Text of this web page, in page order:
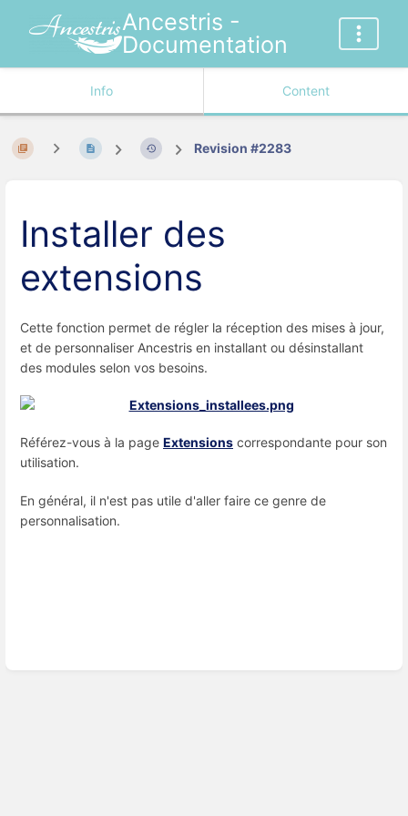
Ancestris -
Documentation
Info Content
Revision #2283
Installer des
extensions
Cette fonction permet de régler la réception des mises à jour,
et de personnaliser Ancestris en installant ou désinstallant
des modules selon vos besoins.
Référez-vous à la page Extensions correspondante pour son
utilisation.
En général, il n'est pas utile d'aller faire ce genre de
personnalisation.